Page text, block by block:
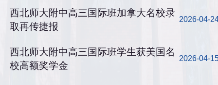
西北师大附中高三国际班加拿大名校录
取再传捷报
2026-04-
西北师大附中高三国际班学生获美国名
校高额奖学金
2026-04-